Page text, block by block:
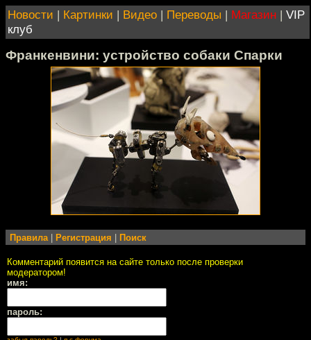
Новости | Картинки | Видео | Переводы | Магазин | VIP
клуб
Франкенвини: устройство собаки Спарки
Правила Регистрация Поиск
Комментарий появится на сайте только после проверки
модератором!
имя:
пароль: